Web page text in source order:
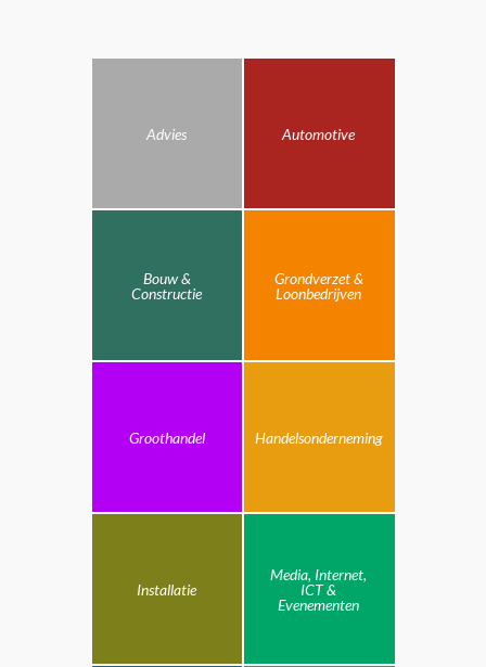
Advies Automotive
Bouw &
Constructie
Grondverzet &
Loonbedrijven
Groothandel Handelsonderneming
Installatie
Media, Internet,
ICT &
Evenementen